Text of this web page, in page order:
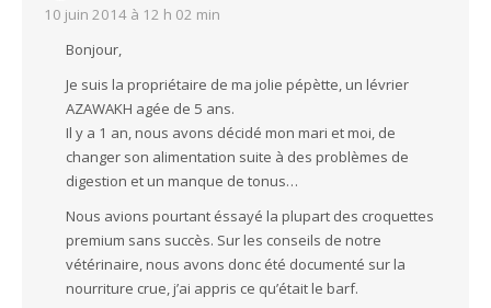
10 juin 2014 à 12 h 02 min
Bonjour,
Je suis la propriétaire de ma jolie pépètte, un lévrier
AZAWAKH agée de 5 ans.
Il y a 1 an, nous avons décidé mon mari et moi, de
changer son alimentation suite à des problèmes de
digestion et un manque de tonus…
Nous avions pourtant éssayé la plupart des croquettes
premium sans succès. Sur les conseils de notre
vétérinaire, nous avons donc été documenté sur la
nourriture crue, j’ai appris ce qu’était le barf.